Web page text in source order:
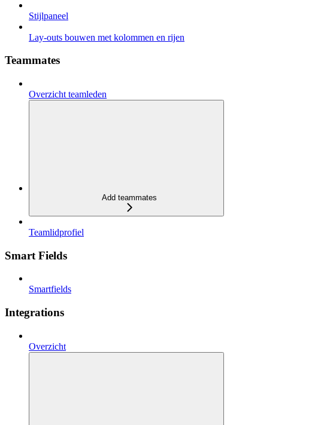
Stijlpaneel
Lay-outs bouwen met kolommen en rijen
Teammates
Overzicht teamleden
Add teammates
Teamlidprofiel
Smart Fields
Smartfields
Integrations
Overzicht